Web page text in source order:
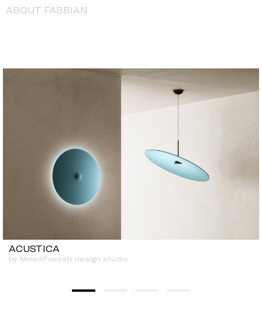
ABOUT FABBIAN
ACUSTICA
by MinelliFossati design studio